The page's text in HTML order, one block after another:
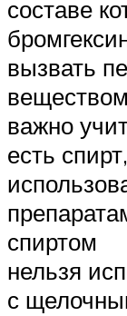
составе
вызвать
веществом
важно
есть
спиртом
нельзя
с